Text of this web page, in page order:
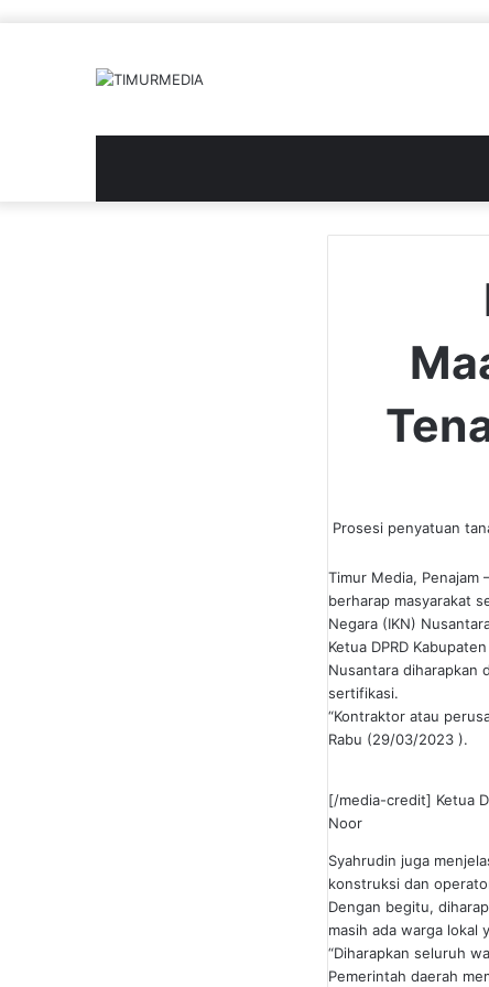
Prosesi penyatuan
Timur Media, Penajam
berharap masyarakat
Negara (IKN)
Ketua DPRD
Nusantara diharapkan
sertifikasi.
“Kontraktor atau
Rabu (29/03/2023 ).
[/media-credit] Ketua
Noor
Syahrudin juga
konstruksi dan
Dengan begitu,
masih ada warga lokal
“Diharapkan seluruh
Pemerintah daerah